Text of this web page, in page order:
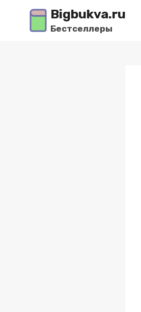
Перейти
содержимому
Bigbukva.ru
Бестселлеры